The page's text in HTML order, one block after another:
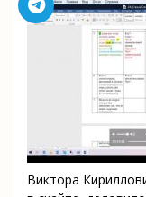
Виктора